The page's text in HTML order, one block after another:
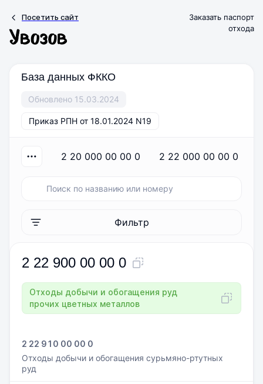
Посетить сайт
Заказать паспорт
отхода
База данных ФККО
Обновлено 15.03.2024
Приказ РПН от 18.01.2024 N19
2 20 000 00 00 0 2 22 000 00 00 0
Фильтр
2 22 900 00 00 0
Отходы добычи и обогащения руд
прочих цветных металлов
2 22 910 00 00 0
Отходы добычи и обогащения сурьмяно-ртутных
руд